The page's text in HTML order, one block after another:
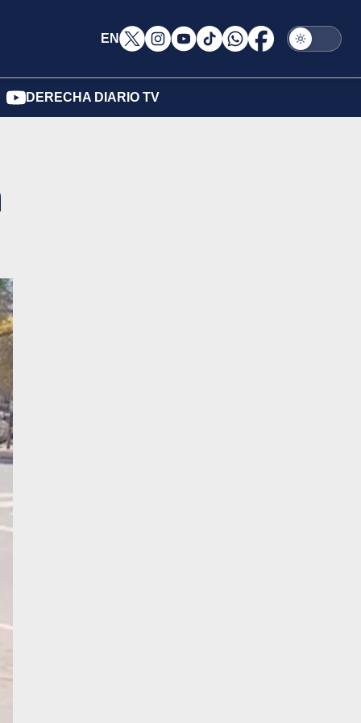
EN
DERECHA DIARIO TV